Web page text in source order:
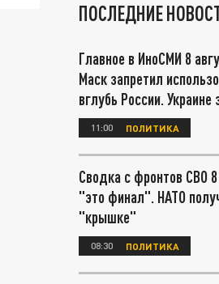
ПОСЛЕДНИЕ
Главное в ИноСМИ 8
Маск запретил
вглубь России.
11:00 ПОЛИТИКА
Сводка с фронтов СВО
"это финал". НАТО
"крышке"
08:30 ПОЛИТИКА